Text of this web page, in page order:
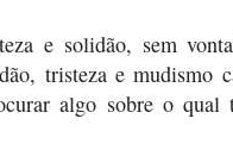
e solidão, sem
tristeza e mudismo
algo sobre o qual